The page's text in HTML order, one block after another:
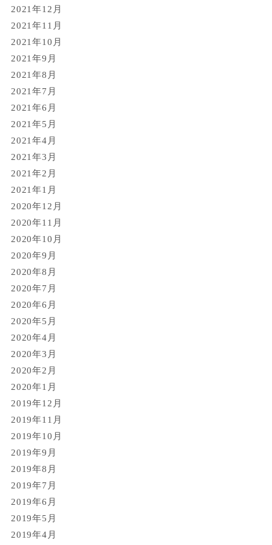
2021年12月
2021年11月
2021年10月
2021年9月
2021年8月
2021年7月
2021年6月
2021年5月
2021年4月
2021年3月
2021年2月
2021年1月
2020年12月
2020年11月
2020年10月
2020年9月
2020年8月
2020年7月
2020年6月
2020年5月
2020年4月
2020年3月
2020年2月
2020年1月
2019年12月
2019年11月
2019年10月
2019年9月
2019年8月
2019年7月
2019年6月
2019年5月
2019年4月